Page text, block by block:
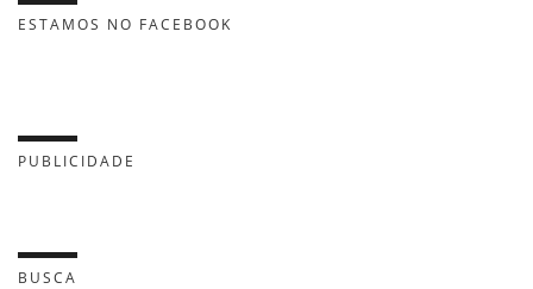
ESTAMOS NO FACEBOOK
PUBLICIDADE
BUSCA